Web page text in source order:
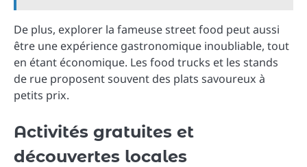
De plus, explorer la fameuse street food peut aussi
être une expérience gastronomique inoubliable, tout
en étant économique. Les food trucks et les stands
de rue proposent souvent des plats savoureux à
petits prix.
Activités gratuites et
découvertes locales